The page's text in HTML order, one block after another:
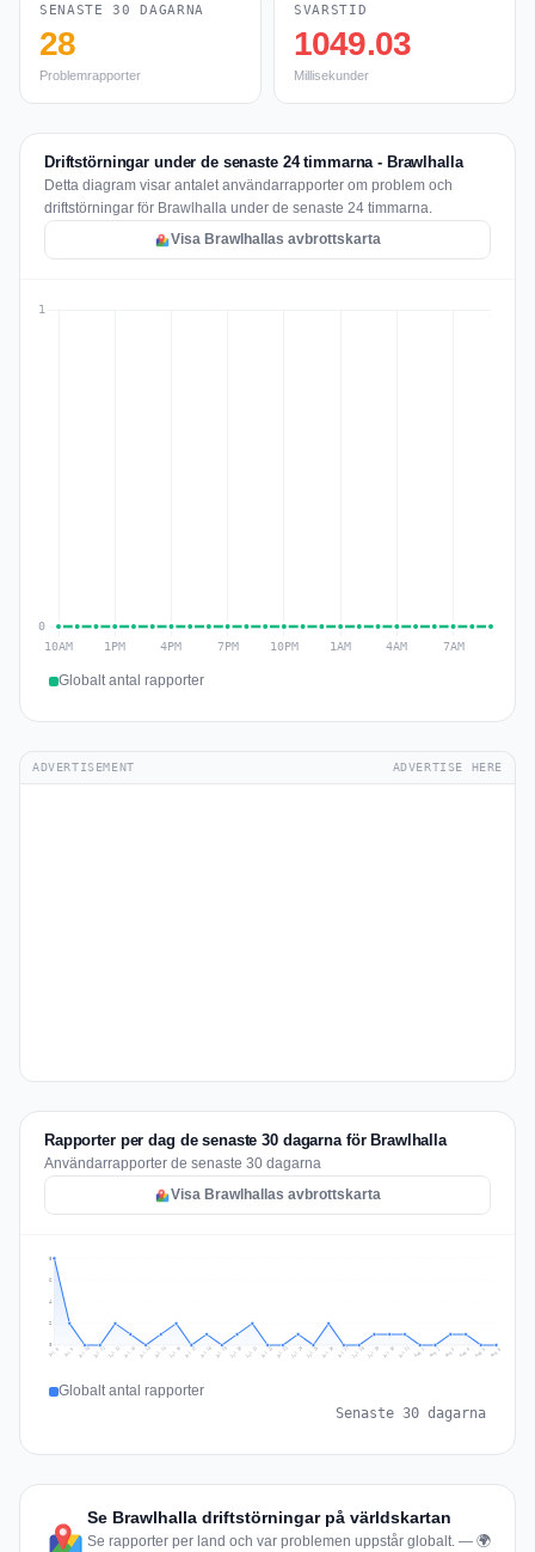
SENASTE 30 DAGARNA
28
Problemrapporter
SVARSTID
1049.03
Millisekunder
Driftstörningar under de senaste 24 timmarna - Brawlhalla
Detta diagram visar antalet användarrapporter om problem och
driftstörningar för Brawlhalla under de senaste 24 timmarna.
Visa Brawlhallas avbrottskarta
Globalt antal rapporter
ADVERTISEMENT ADVERTISE HERE
Rapporter per dag de senaste 30 dagarna för Brawlhalla
Användarrapporter de senaste 30 dagarna
Visa Brawlhallas avbrottskarta
2
4
6
8
Jul 8 Jul 9 Jul 10 Jul 11 Jul 12 Jul 13 Jul 14 Jul 15 Jul 16 Jul 17 Jul 18 Jul 19 Jul 20 Jul 21 Jul 22 Jul 23 Jul 24 Jul 25 Jul 26 Jul 27 Jul 28 Jul 29 Jul 30 Jul 31 Aug 1 Aug 2 Aug 3 Aug 4 Aug 5 Aug 6
Globalt antal rapporter
Senaste 30 dagarna
Se Brawlhalla driftstörningar på världskartan
Se rapporter per land och var problemen uppstår globalt. — 🌍